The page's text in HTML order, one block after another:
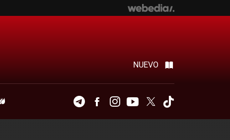
NUEVO
TelegramFacebookInstagramYoutubeTwitter